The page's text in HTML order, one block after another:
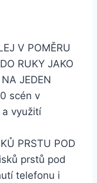
V POMĚRU
RUKY JAKO
JEDEN
scén v
a využití
PRSTU POD
prstů pod
telefonu i